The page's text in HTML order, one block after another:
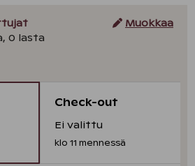
Muokkaa
, 0 lasta
Check-out
Ei valittu
klo 11 mennessä